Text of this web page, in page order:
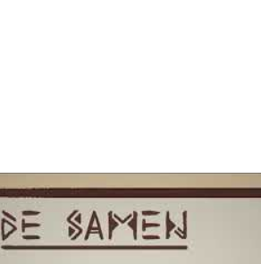
Hygge en Finse kotas
Ken je het prachtige woord: “